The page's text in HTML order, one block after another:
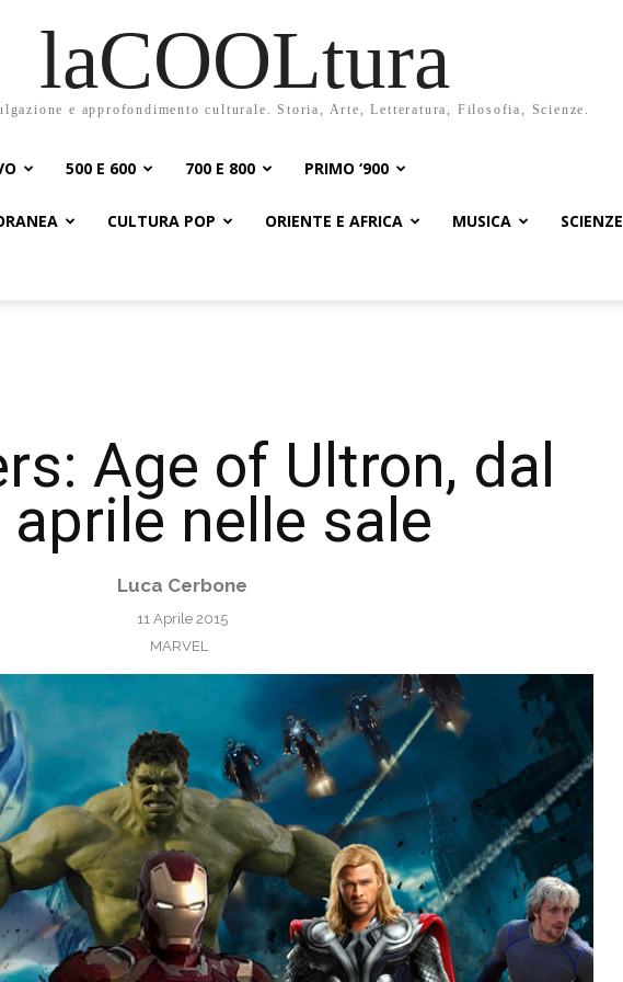
laCOOLtura
e approfondimento culturale. Storia, Arte, Letteratura, Filosofia, Scienze.
500 E 600 700 E 800 PRIMO ‘900
CULTURA POP ORIENTE E AFRICA MUSICA SCIENZE
Age of Ultron, dal
nelle sale
Luca Cerbone
11 Aprile 2015
MARVEL